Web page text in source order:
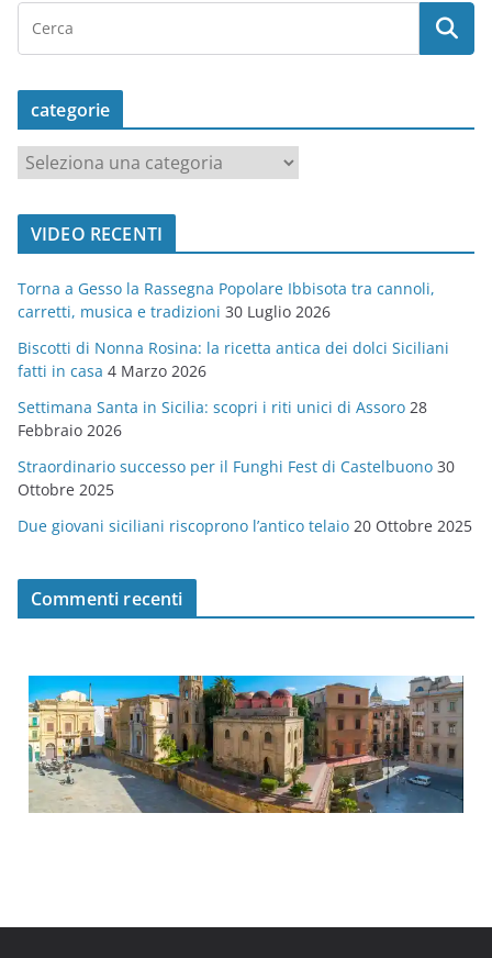
categorie
a
t
o
r
i
e
VIDEO RECENTI
Torna a Gesso la Rassegna Popolare Ibbisota tra cannoli,
carretti, musica e tradizioni 30 Luglio 2026
Biscotti di Nonna Rosina: la ricetta antica dei dolci Siciliani
fatti in casa 4 Marzo 2026
Settimana Santa in Sicilia: scopri i riti unici di Assoro 28
Febbraio 2026
Straordinario successo per il Funghi Fest di Castelbuono 30
Ottobre 2025
Due giovani siciliani riscoprono l’antico telaio 20 Ottobre 2025
Commenti recenti